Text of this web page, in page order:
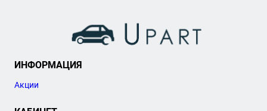
ИНФОРМАЦИЯ
Акции